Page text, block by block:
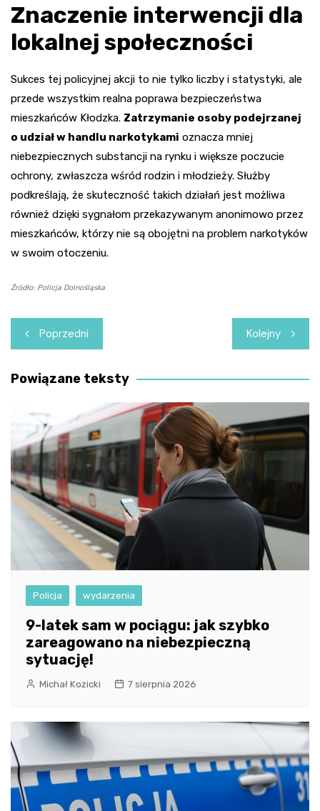
Znaczenie interwencji dla
lokalnej społeczności
Sukces tej policyjnej akcji to nie tylko liczby i statystyki, ale
przede wszystkim realna poprawa bezpieczeństwa
mieszkańców Kłodzka. Zatrzymanie osoby podejrzanej
o udział w handlu narkotykami oznacza mniej
niebezpiecznych substancji na rynku i większe poczucie
ochrony, zwłaszcza wśród rodzin i młodzieży. Służby
podkreślają, że skuteczność takich działań jest możliwa
również dzięki sygnałom przekazywanym anonimowo przez
mieszkańców, którzy nie są obojętni na problem narkotyków
w swoim otoczeniu.
Źródło: Policja Dolnośląska
Nawigacja
wpisu
Poprzedni Kolejny
Powiązane teksty
Policja wydarzenia
9-latek sam w pociągu: jak szybko
zareagowano na niebezpieczną
sytuację!
Michał Kozicki 7 sierpnia 2026